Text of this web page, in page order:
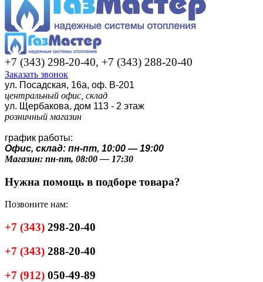
+7 (343) 298-20-40, +7 (343) 288-20-40
Заказать звонок
ул. Посадская, 16а, оф. В-201
центральный офис, склад
ул. Щербакова, дом 113 - 2 этаж
розничный магазин
график работы:
Офис, склад: пн-пт, 10:00 — 19:00
Магазин: пн-пт, 08:00 — 17:30
Нужна помощь в подборе товара?
Позвоните нам:
+7 (343) 298-20-40
+7 (343) 288-20-40
+7 (912) 050-49-89